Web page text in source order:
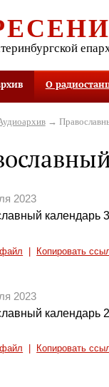
О
→
2023
календарь
Копировать
2023
календарь
Копировать